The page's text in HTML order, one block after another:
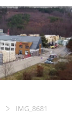
IMG_8681